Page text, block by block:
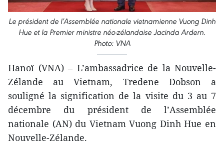
Le président de l’Assemblée nationale vietnamienne Vuong Dinh
Hue et la Premier ministre néo-zélandaise Jacinda Ardern.
Photo: VNA
Hanoï (VNA) – L’ambassadrice de la Nouvelle-
Zélande au Vietnam, Tredene Dobson a
souligné la signification de la visite du 3 au 7
décembre du président de l’Assemblée
nationale (AN) du Vietnam Vuong Dinh Hue en
Nouvelle-Zélande.